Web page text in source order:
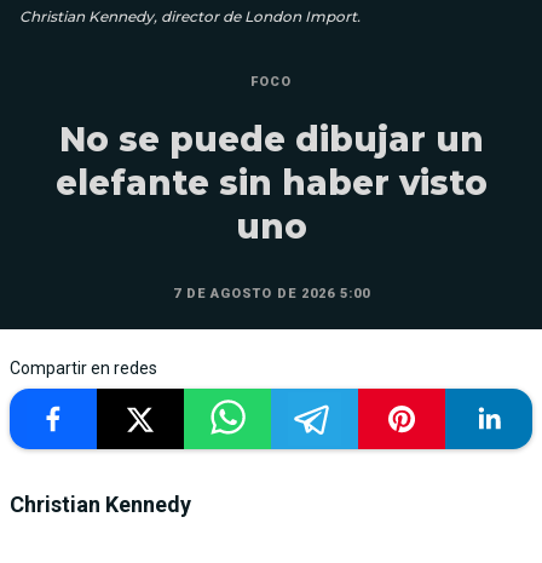
Christian Kennedy, director de London Import.
FOCO
No se puede dibujar un
elefante sin haber visto
uno
7 DE AGOSTO DE 2026 5:00
Compartir en redes
Christian Kennedy